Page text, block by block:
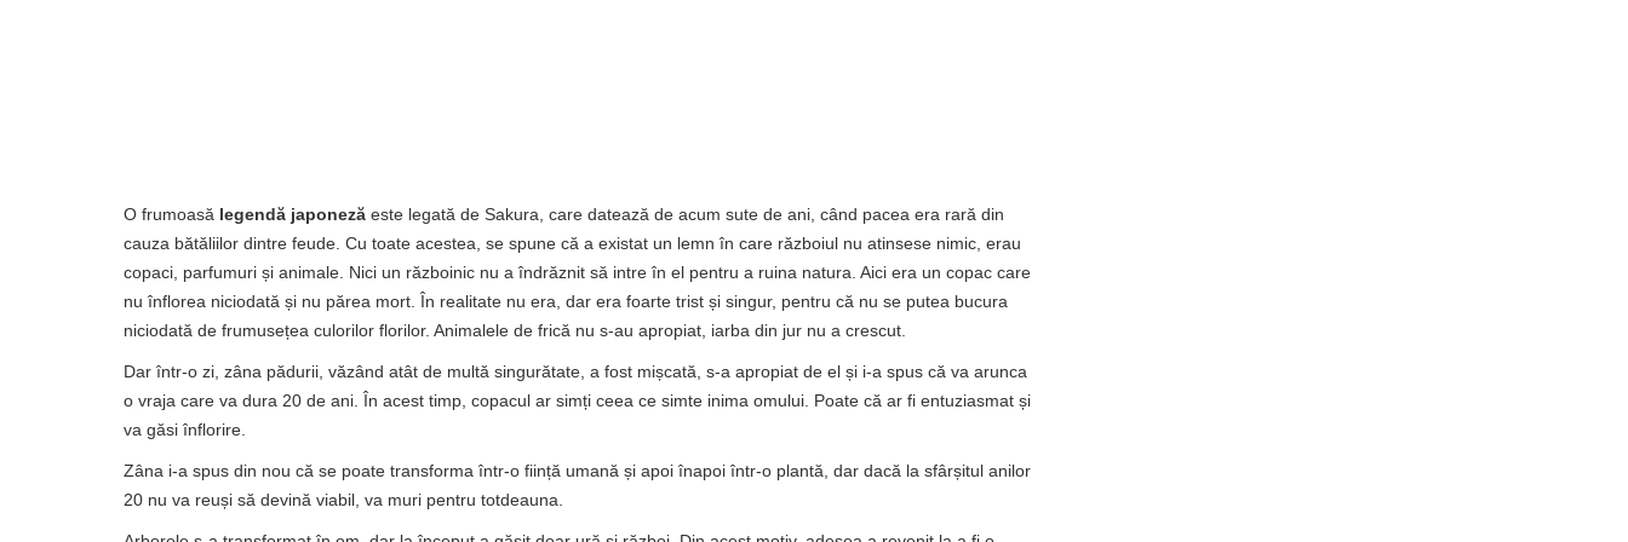
O frumoasă legendă japoneză este legată de Sakura, care datează de acum sute de ani, când pacea era rară din
cauza bătăliilor dintre feude. Cu toate acestea, se spune că a existat un lemn în care războiul nu atinsese nimic, erau
copaci, parfumuri și animale. Nici un războinic nu a îndrăznit să intre în el pentru a ruina natura. Aici era un copac care
nu înflorea niciodată și nu părea mort. În realitate nu era, dar era foarte trist și singur, pentru că nu se putea bucura
niciodată de frumusețea culorilor florilor. Animalele de frică nu s-au apropiat, iarba din jur nu a crescut.
Dar într-o zi, zâna pădurii, văzând atât de multă singurătate, a fost mișcată, s-a apropiat de el și i-a spus că va arunca
o vraja care va dura 20 de ani. În acest timp, copacul ar simți ceea ce simte inima omului. Poate că ar fi entuziasmat și
va găsi înflorire.
Zâna i-a spus din nou că se poate transforma într-o ființă umană și apoi înapoi într-o plantă, dar dacă la sfârșitul anilor
20 nu va reuși să devină viabil, va muri pentru totdeauna.